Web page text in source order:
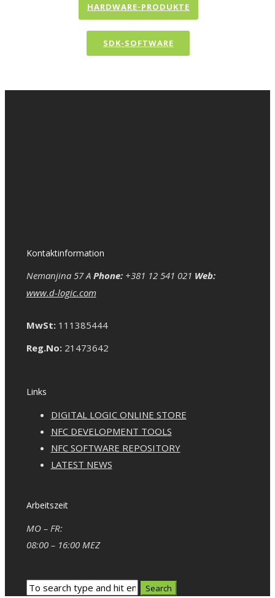
HARDWARE-PRODUKTE
SDK-SOFTWARE
Kontaktinformation
Nemanjina 57 A Phone:+381 12 541 021 Web:
www.d-logic.com
MwSt:111385444
Reg.No:21473642
Links
DIGITAL LOGIC ONLINE STORE
NFC DEVELOPMENT TOOLS
NFC SOFTWARE REPOSITORY
LATEST NEWS
Arbeitszeit
MO – FR:
08:00 – 16:00 MEZ